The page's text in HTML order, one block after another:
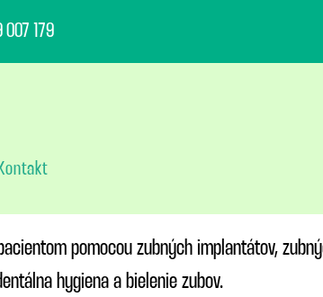
007 179
Kontakt
pomocou zubných implantátov,
hygiena a bielenie zubov.